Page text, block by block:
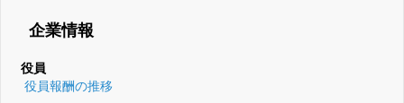
登録すると永久30%OFFと米株版の先行利用も付きます
企業情報
役員
役員報酬の推移